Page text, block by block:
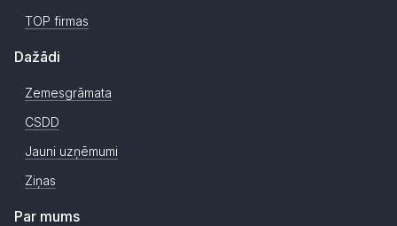
TOP firmas
Dažādi
Zemesgrāmata
CSDD
Jauni uzņēmumi
Ziņas
Par mums